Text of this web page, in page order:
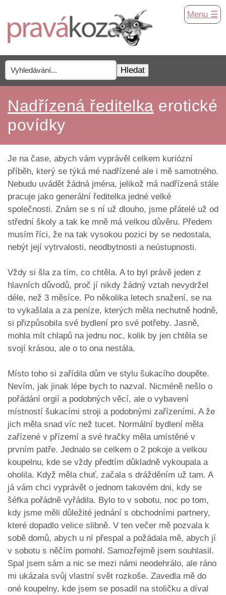
Menu ☰
Nadřízená ředitelka erotické
povídky
Je na čase, abych vám vyprávěl celkem kuriózní
příběh, který se týká mé nadřízené ale i mě samotného.
Nebudu uvádět žádná jména, jelikož má nadřízená stále
pracuje jako generální ředitelka jedné velké
společnosti. Znám se s ní už dlouho, jsme přátelé už od
střední školy a tak ke mně má velkou důvěru. Předem
musím říci, že na tak vysokou pozici by se nedostala,
nebýt její vytrvalosti, neodbytnosti a neústupnosti.
Vždy si šla za tím, co chtěla. A to byl právě jeden z
hlavních důvodů, proč jí nikdy žádný vztah nevydržel
déle, než 3 měsíce. Po několika letech snažení, se na
to vykašlala a za peníze, kterých měla nechutně hodně,
si přizpůsobila své bydlení pro své potřeby. Jasně,
mohla mít chlapů na jednu noc, kolik by jen chtěla se
svojí krásou, ale o to ona nestála.
Místo toho si zařídila dům ve stylu šukacího doupěte.
Nevím, jak jinak lépe bych to nazval. Nicméně nešlo o
pořádání orgií a podobných věcí, ale o vybavení
místností šukacími stroji a podobnými zařízeními. A že
jich měla snad víc než tucet. Normální bydlení měla
zařízené v přízemí a své hračky měla umístěné v
prvním patře. Jednalo se celkem o 2 pokoje a velkou
koupelnu, kde se vždy předtím důkladně vykoupala a
oholila. Když měla chuť, začala s drážděním už tam. A
já vám chci vyprávět o jednom takovém dni, kdy se
šéfka pořádně vyřádila. Bylo to v sobotu, noc po tom,
kdy jsme měli důležité jednání s obchodními partnery,
které dopadlo velice slibně. V ten večer mě pozvala k
sobě domů, abych u ní přespal a požádala mě, abych jí
v sobotu s něčím pomohl. Samozřejmě jsem souhlasil.
Spal jsem sám a nic se mezi námi neodehrálo, ale ráno
mi ukázala svůj vlastní svět rozkoše. Zavedla mě do
oné koupelny, kde jsem se posadil na stoličku a díval